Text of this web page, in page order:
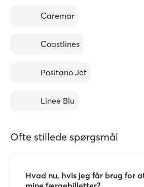
Caremar
Coastlines
Positano Jet
Linee Blu
Ofte stillede spørgsmål
Hvad nu, hvis jeg får brug for